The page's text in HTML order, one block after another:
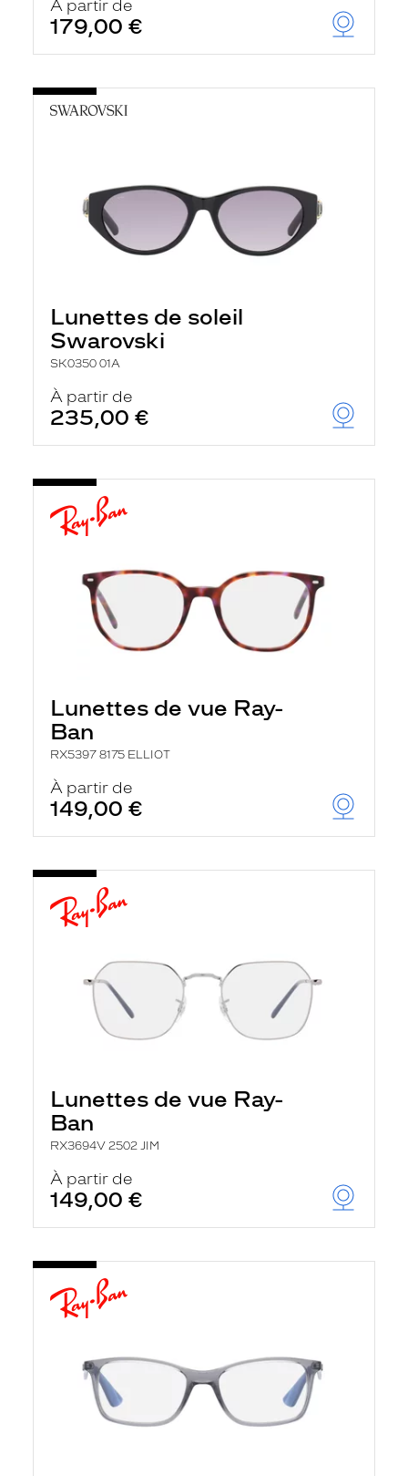
À partir de
179,00 €
Lunettes de soleil
Swarovski
SK0350 01A
À partir de
235,00 €
Lunettes de vue Ray-
Ban
RX5397 8175 ELLIOT
À partir de
149,00 €
Lunettes de vue Ray-
Ban
RX3694V 2502 JIM
À partir de
149,00 €